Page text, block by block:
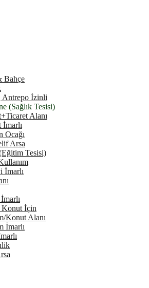
Bahçe
Antrepo İzinli
(Sağlık Tesisi)
Alanı
Ocağı
Arsa
Tesisi)
İmarlı
Konut İçin
Konut Alanı
İmarlı